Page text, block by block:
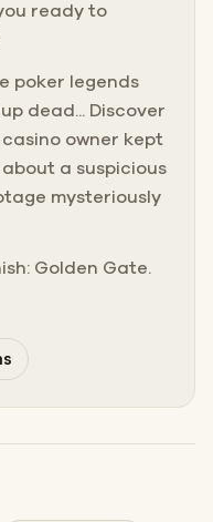
ready to
poker legends
dead... Discover
owner kept
a suspicious
mysteriously
Golden Gate.